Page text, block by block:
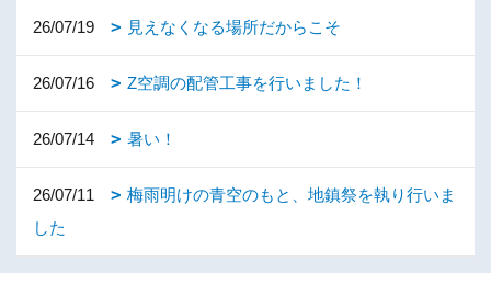
26/07/19 見えなくなる場所だからこそ
26/07/16 Z空調の配管工事を行いました！
26/07/14 暑い！
26/07/11
梅雨明けの青空のもと、地鎮祭を執り行いま
した